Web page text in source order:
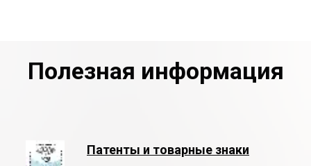
Полезная информация
Патенты и товарные знаки